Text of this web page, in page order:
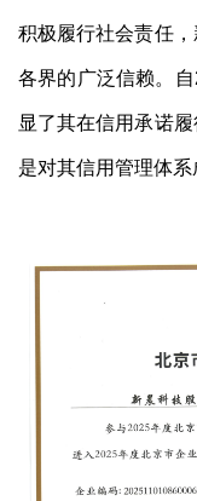
积极履行社会责任
各界的广泛信赖。
显了其在信用承诺
是对其信用管理体系